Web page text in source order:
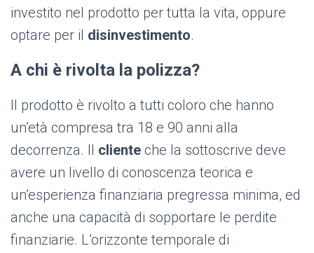
investito nel prodotto per tutta la vita, oppure
optare per il disinvestimento.
A chi è rivolta la polizza?
Il prodotto è rivolto a tutti coloro che hanno
un’età compresa tra 18 e 90 anni alla
decorrenza. Il cliente che la sottoscrive deve
avere un livello di conoscenza teorica e
un’esperienza finanziaria pregressa minima, ed
anche una capacità di sopportare le perdite
finanziarie. L’orizzonte temporale di